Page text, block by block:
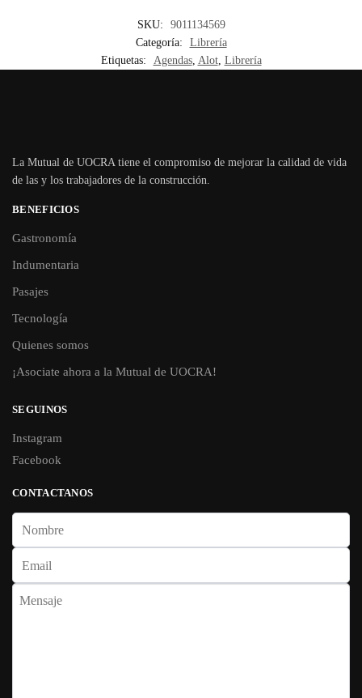
SKU:
9011134569
Categoría:
Librería
Etiquetas:
Agendas, Alot, Librería
La Mutual de UOCRA tiene el compromiso de mejorar la calidad de vida
de las y los trabajadores de la construcción.
BENEFICIOS
Gastronomía
Indumentaria
Pasajes
Tecnología
Quienes somos
¡Asociate ahora a la Mutual de UOCRA!
SEGUINOS
Instagram
Facebook
CONTACTANOS